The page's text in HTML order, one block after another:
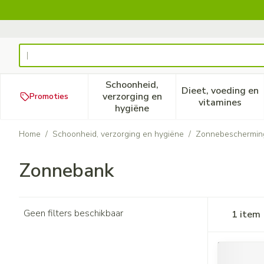
Product, merk, categorie...
Promoties
Schoonheid,
verzorging en
hygiëne
Toon submenu voor
Dieet, voeding en
vitamines
Toon
Home / Schoonheid, verzorging en hygiëne /
Zonnebank
Geen filters beschikbaar 1 item